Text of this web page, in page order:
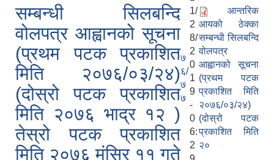
सम्बन्धी सिलबन्दि
वोलपत्र आह्वानको सूचना
(प्रथम पटक प्रकाशित
मिति २०७६/०३/२४)
(दोस्रो पटक प्रकाशित
मिति २०७६ भाद्र १२ )
तेस्रो पटक प्रकाशित
मिति २०७६ मंसिर ११ गते
७
६/
७
७
1/
2
8/
2
0
1
9
-
0
6:
2
आन्तरिक
आयको ठेक्का
सम्बन्धी सिलबन्दि
वोलपत्र
आह्वानको सूचना
(प्रथम पटक
प्रकाशित मिति
२०७६/०३/२४)
(दोस्रो पटक
प्रकाशित मिति
२०